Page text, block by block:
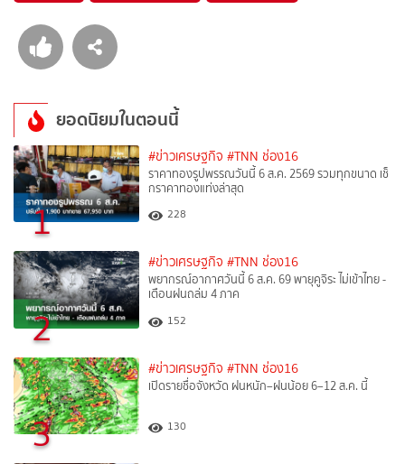
ยอดนิยมในตอนนี้
1
#ข่าวเศรษฐกิจ #TNN ช่อง16
ราคาทองรูปพรรณวันนี้ 6 ส.ค. 2569 รวมทุกขนาด เช็
กราคาทองแท่งล่าสุด
228
2
#ข่าวเศรษฐกิจ #TNN ช่อง16
พยากรณ์อากาศวันนี้ 6 ส.ค. 69 พายุคูจิระ ไม่เข้าไทย -
เตือนฝนถล่ม 4 ภาค
152
3
#ข่าวเศรษฐกิจ #TNN ช่อง16
เปิดรายชื่อจังหวัด ฝนหนัก–ฝนน้อย 6–12 ส.ค. นี้
130